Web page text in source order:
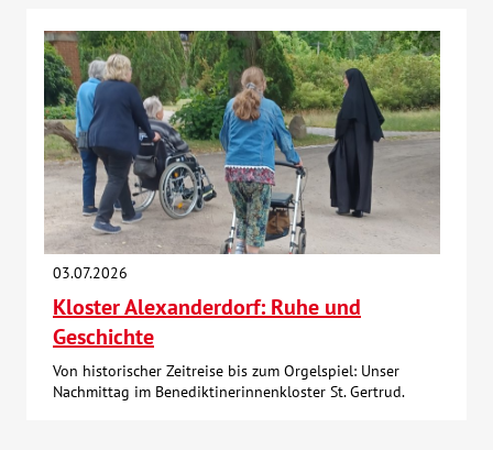
03.07.2026
Kloster Alexanderdorf: Ruhe und
Geschichte
Von historischer Zeitreise bis zum Orgelspiel: Unser
Nachmittag im Benediktinerinnenkloster St. Gertrud.